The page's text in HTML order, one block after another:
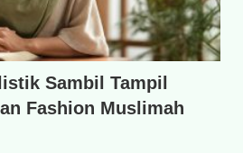
Sambil Tampil
Fashion Muslimah